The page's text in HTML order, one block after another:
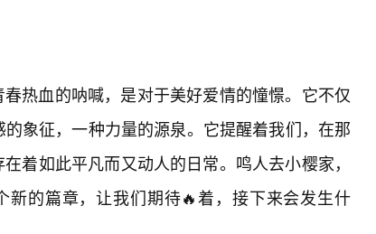
热血的呐喊，是对于美好爱情的憧憬。它不仅
象征，一种力量的源泉。它提醒着我们，在那
着如此平凡而又动人的日常。鸣人去小樱家，
新的篇章，让我们期待🔥着，接下来会发生什